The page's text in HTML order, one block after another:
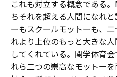
これも対立する概念である
ちそれを超える人間になれ
ーもスクールモットーも、
れより上位のもっと大きな
してくれている。関学体育
れら二つの崇高なモットーを